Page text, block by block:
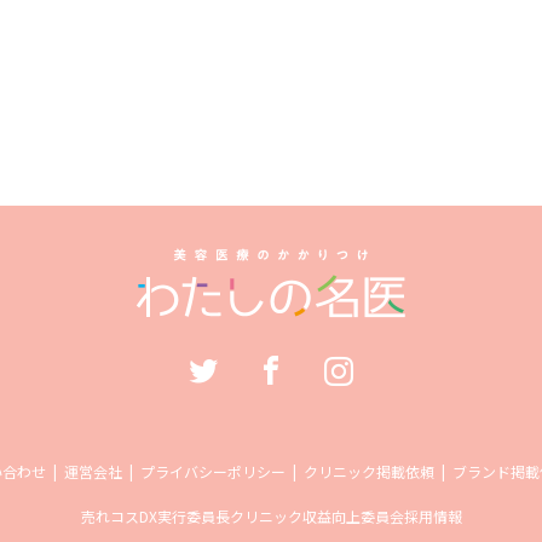
わせ 運営会社 プライバシーポリシー クリニック掲載依頼 ブランド掲
売れコスDX実行委員長クリニック収益向上委員会採用情報